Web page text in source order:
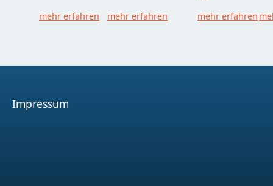
mehr erfahren mehr erfahren
mehr erfahren
Impressum